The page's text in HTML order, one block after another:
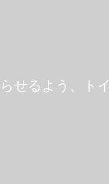
せるよう、トイ